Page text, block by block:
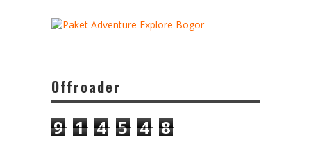
Offroader
9 1 4 5 4 8